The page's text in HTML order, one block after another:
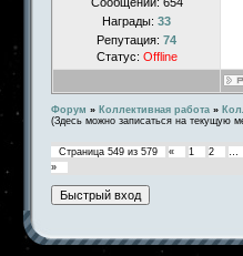
Награды: 33
Репутация: 74
Статус: Offline
Форум » Коллективная работа »
(Здесь можно записаться на текущую
Страница 549 из 579 « 1 2
…
»